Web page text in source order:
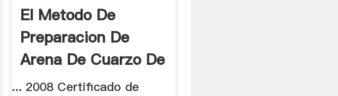
El Metodo De
Preparacion De
Arena De Cuarzo De
... 2008 Certificado de